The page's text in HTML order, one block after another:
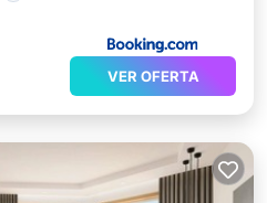
VER OFERTA